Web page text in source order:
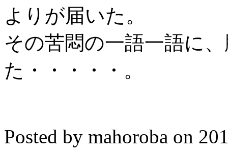
よりが届いた。
その苦悶の一語一語に
た・・・・・。
Posted by mahoroba on